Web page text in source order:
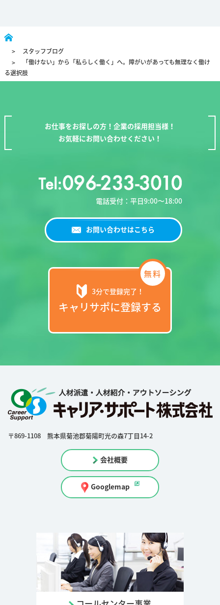
スタッフブログ
「働けない」から「私らしく働く」へ。障がいがあっても無理なく働け
る選択肢
お仕事をお探しの方！企業の採用担当様！
お気軽にお問い合わせください！
電話受付：平日9:00〜18:00
お問い合わせはこちら
3分で登録完了！
キャリサポに登録する
〒869-1108 熊本県菊池郡菊陽町光の森7丁目14-2
会社概要
Googlemap